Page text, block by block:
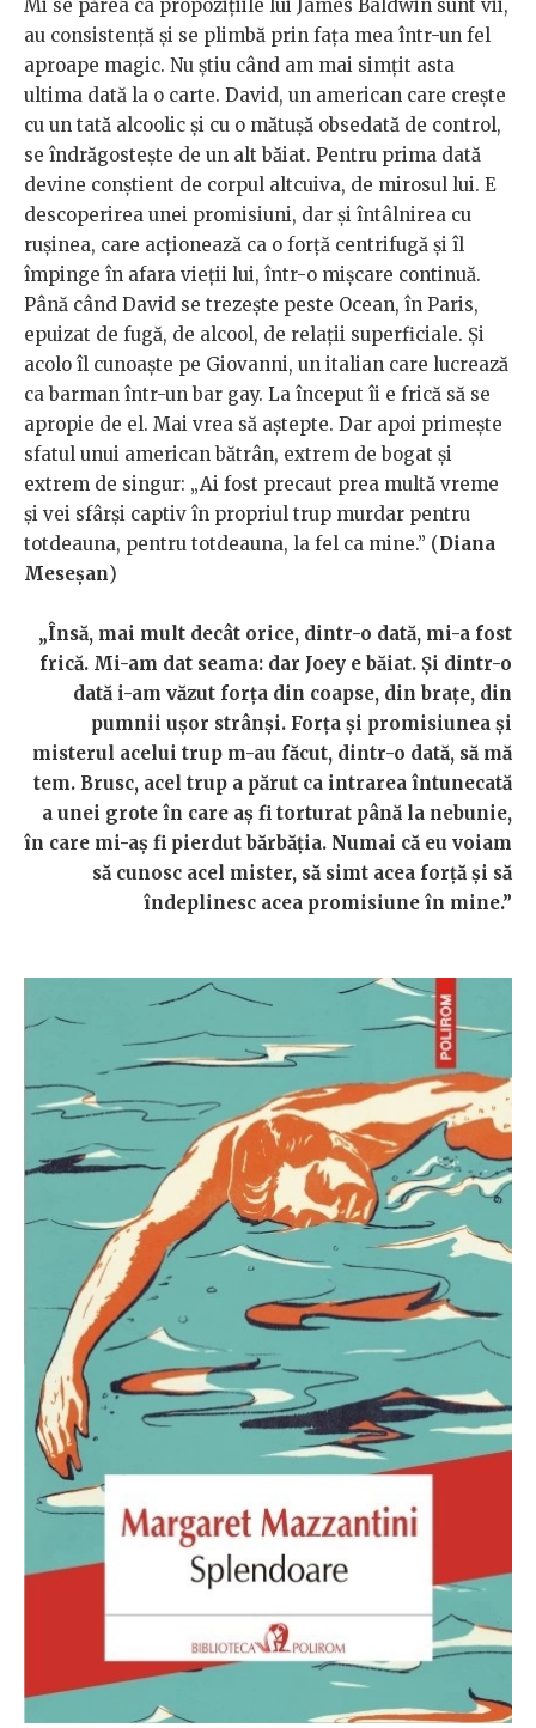
Mi se părea ca propozițiile lui James Baldwin sunt vii,
au consistență și se plimbă prin fața mea într-un fel
aproape magic. Nu știu când am mai simțit asta
ultima dată la o carte. David, un american care crește
cu un tată alcoolic și cu o mătușă obsedată de control,
se îndrăgostește de un alt băiat. Pentru prima dată
devine conștient de corpul altcuiva, de mirosul lui. E
descoperirea unei promisiuni, dar și întâlnirea cu
rușinea, care acționează ca o forță centrifugă și îl
împinge în afara vieții lui, într-o mișcare continuă.
Până când David se trezește peste Ocean, în Paris,
epuizat de fugă, de alcool, de relații superficiale. Și
acolo îl cunoaște pe Giovanni, un italian care lucrează
ca barman într-un bar gay. La început îi e frică să se
apropie de el. Mai vrea să aștepte. Dar apoi primește
sfatul unui american bătrân, extrem de bogat și
extrem de singur: „Ai fost precaut prea multă vreme
și vei sfârși captiv în propriul trup murdar pentru
totdeauna, pentru totdeauna, la fel ca mine.” (Diana
Meseșan)
„Însă, mai mult decât orice, dintr-o dată, mi-a fost
frică. Mi-am dat seama: dar Joey e băiat. Și dintr-o
dată i-am văzut forța din coapse, din brațe, din
pumnii ușor strânși. Forța și promisiunea și
misterul acelui trup m-au făcut, dintr-o dată, să mă
tem. Brusc, acel trup a părut ca intrarea întunecată
a unei grote în care aș fi torturat până la nebunie,
în care mi-aș fi pierdut bărbăția. Numai că eu voiam
să cunosc acel mister, să simt acea forță și să
îndeplinesc acea promisiune în mine.”